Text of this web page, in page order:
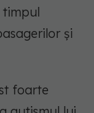
timpul
și
foarte